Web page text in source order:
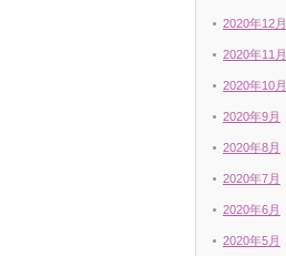
2020年12月
2020年11月
2020年10月
2020年9月
2020年8月
2020年7月
2020年6月
2020年5月